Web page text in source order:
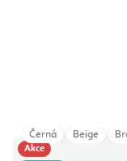
Akce
Černá Beige